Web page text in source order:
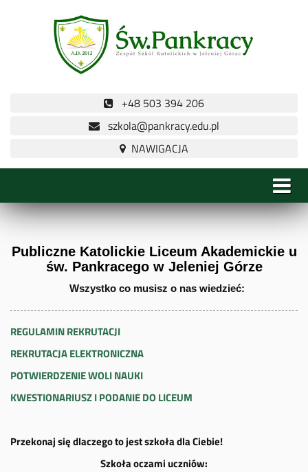
+48 503 394 206
szkola@pankracy.edu.pl
Publiczne Katolickie Liceum Akademickie u
św. Pankracego w Jeleniej Górze
Wszystko co musisz o nas wiedzieć:
REGULAMIN REKRUTACJI
REKRUTACJA ELEKTRONICZNA
POTWIERDZENIE WOLI NAUKI
KWESTIONARIUSZ I PODANIE DO LICEUM
Przekonaj się dlaczego to jest szkoła dla Ciebie!
Szkoła oczami uczniów: